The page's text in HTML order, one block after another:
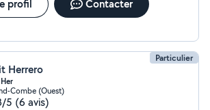
profil Contacter
Particulier
Herrero
Combe (Ouest)
5 (6 avis)